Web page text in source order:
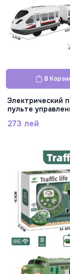
В
Электрический
пульте
273 лей